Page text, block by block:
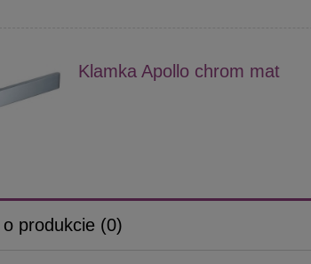
Klamka Apollo chrom mat
produkcie (0)